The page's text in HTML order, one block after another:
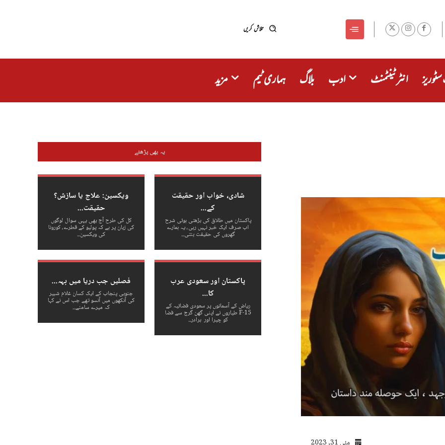
تلاش کریں
انٹرٹینٹمنٹ ادب بلاگ ہماری ٹیم مزید
یہ بھی پڑھئے
شادی، خواب اور حقیقت
کے...
پاکستان میں طلاق کی بڑھتی ہوئی شرح
اب صرف ایک خبر نہیں رہی، یہ ہمارے
گھروں کی حقیقت بنتی...
ویکسین: علاج یا سازش؟
حقیقت...
کل کی طرح آج بھی یہی سوال لوگوں
کی زبان پر ہے کہ پولیو کے قطرے، کورونا
کی ویکسین...
پاکستان اور سعودی عرب
کا...
ریاض کے آسمانوں پر سعودی فضائیہ کے
F-15 طیاروں نے اپنی گھن گرج سے فضا
کو چیرا اور برادر...
فصلیں جب دریا میں بہہ...
جنوبی پنجاب کے ایک کسان غلام شبیر
کی آنکھوں میں آنسو تھے جب اس نے کہا
کہ میرے سامنے...